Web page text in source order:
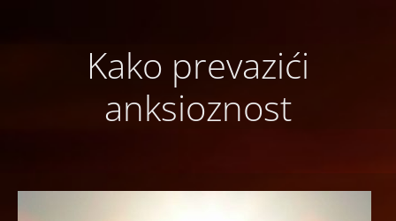
Kako prevazići
anksioznost